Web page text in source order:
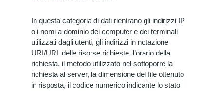
In questa categoria di dati rientrano gli indirizzi IP
o i nomi a dominio dei computer e dei terminali
utilizzati dagli utenti, gli indirizzi in notazione
URI/URL delle risorse richieste, l’orario della
richiesta, il metodo utilizzato nel sottoporre la
richiesta al server, la dimensione del file ottenuto
in risposta, il codice numerico indicante lo stato